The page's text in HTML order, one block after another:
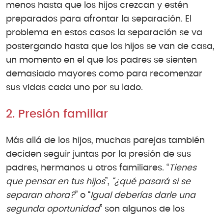
menos hasta que los hijos crezcan y estén
preparados para afrontar la separación. El
problema en estos casos la separación se va
postergando hasta que los hijos se van de casa,
un momento en el que los padres se sienten
demasiado mayores como para recomenzar
sus vidas cada uno por su lado.
2. Presión familiar
Más allá de los hijos, muchas parejas también
deciden seguir juntas por la presión de sus
padres, hermanos u otros familiares. “Tienes
que pensar en tus hijos”, “¿qué pasará si se
separan ahora?” o “Igual deberías darle una
segunda oportunidad” son algunos de los